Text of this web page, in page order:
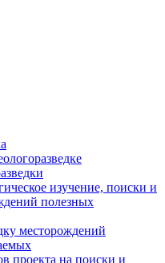
изучение, поиски и
полезных
месторождений
проекта на поиски и